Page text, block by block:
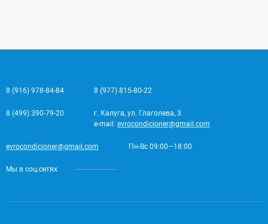
8 (916) 978-84-84 8 (977) 815-80-22
8 (499) 390-79-20
г. Калуга, ул. Глаголева, 3
e-mail: evrocondicioner@gmail.com
evrocondicioner@gmail.com Пн-Вс 09:00—18:00
Мы в соц.сетях